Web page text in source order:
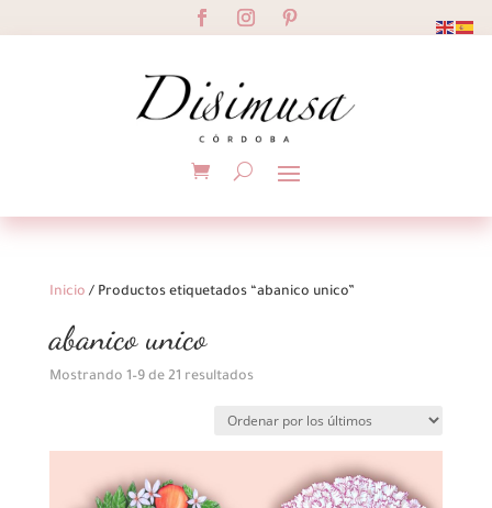
Inicio / Productos etiquetados “abanico unico”
abanico unico
Mostrando 1–9 de 21 resultadosOrdenado
los
últimos